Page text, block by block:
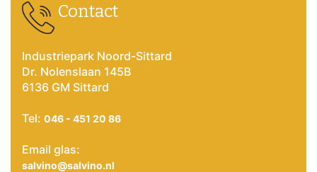
Contact
Industriepark Noord-Sittard
Dr. Nolenslaan 145B
6136 GM Sittard
Tel: 046 - 451 20 86
Email glas:
salvino@salvino.nl